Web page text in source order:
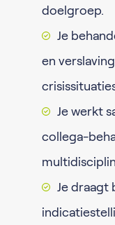
doelgroep.
Je
en
Je werkt
collega-
Je draagt